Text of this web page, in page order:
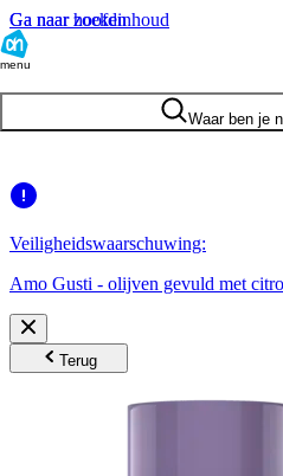
Ga naar hoofdinhoud
Ga naar zoeken
menu
Waar ben je
Veiligheidswaarschuwing:
Amo Gusti - olijven gevuld met
Terug